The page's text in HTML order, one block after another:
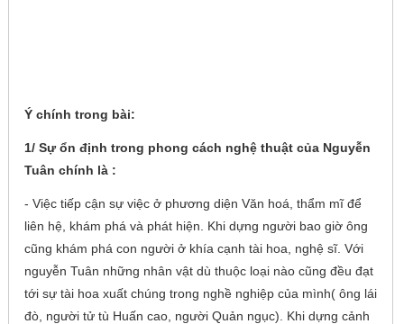
Ý chính trong bài:
1/ Sự ổn định trong phong cách nghệ thuật của Nguyễn
Tuân chính là :
- Việc tiếp cận sự việc ở phương diện Văn hoá, thẩm mĩ để
liên hệ, khám phá và phát hiện. Khi dựng người bao giờ ông
cũng khám phá con người ở khía cạnh tài hoa, nghệ sĩ. Với
nguyễn Tuân những nhân vật dù thuộc loại nào cũng đều đạt
tới sự tài hoa xuất chúng trong nghề nghiệp của mình( ông lái
đò, người tử tù Huấn cao, người Quản ngục). Khi dựng cảnh